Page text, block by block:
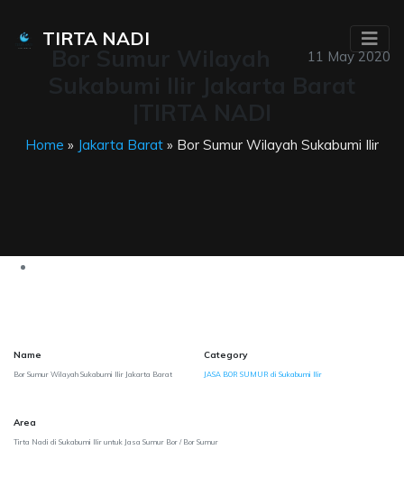
TIRTA NADI
11 May 2020
Home » Jakarta Barat » Bor Sumur Wilayah Sukabumi Ilir
Name
Bor Sumur Wilayah Sukabumi Ilir Jakarta Barat
Category
JASA BOR SUMUR di Sukabumi Ilir
Area
Tirta Nadi di Sukabumi Ilir untuk Jasa Sumur Bor / Bor Sumur